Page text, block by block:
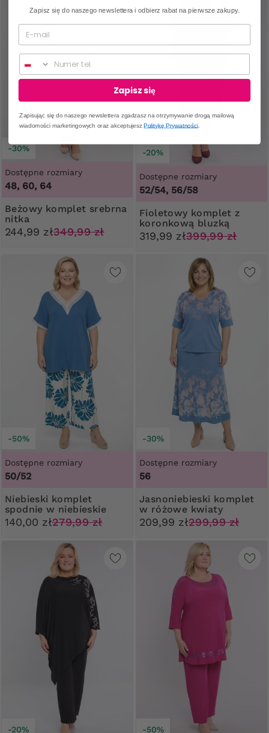
-30%
Dostępne rozmiary
48, 60, 64
Beżowy komplet srebrna
nitka
244,99 zł349,99 zł
-20%
Dostępne rozmiary
52/54, 56/58
Fioletowy komplet z
koronkową bluzką
319,99 zł399,99 zł
-50%
Dostępne rozmiary
50/52
Niebieski komplet
spodnie w niebieskie
kwiaty
140,00 zł279,99 zł
-30%
Dostępne rozmiary
56
Jasnoniebieski komplet
w różowe kwiaty
209,99 zł299,99 zł
-20% -50%
Zapisz się do naszego newslettera i odbierz rabat na pierwsze zakupy.
Zapisz się
Zapisując się do naszego newslettera zgadzasz na otrzymywanie drogą mailową
wiadomości marketingowych oraz akceptujeszPolitykę Prywatności.